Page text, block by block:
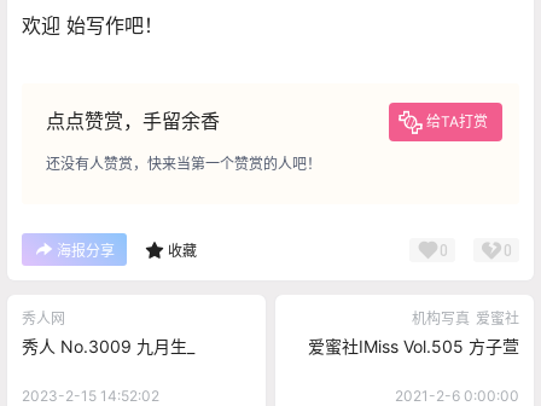
欢迎 始写作吧！
点点赞赏，手留余香 给TA打赏
还没有人赞赏，快来当第一个赞赏的人吧！
海报分享 收藏 0 0
秀人网
秀人 No.3009 九月生_
2023-2-15 14:52:02
机构写真 爱蜜社
爱蜜社IMiss Vol.505 方子萱
2021-2-6 0:00:00